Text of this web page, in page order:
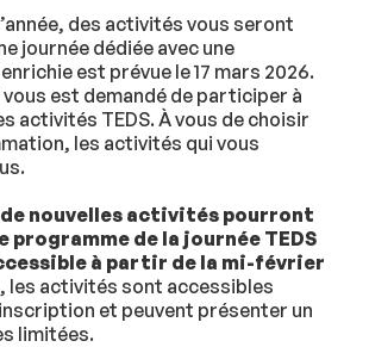
des activités vous seront
journée dédiée avec une
est prévue le 17 mars 2026.
est demandé de participer à
activités TEDS. À vous de choisir
les activités qui vous
de nouvelles activités pourront
programme de la journée TEDS
à partir de la mi-février
les activités sont accessibles
et peuvent présenter un
limitées.